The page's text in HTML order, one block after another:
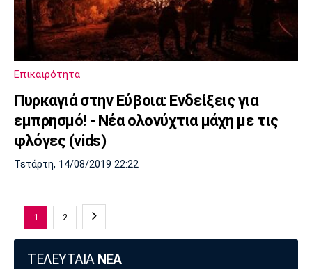
Επικαιρότητα
Πυρκαγιά στην Εύβοια: Ενδείξεις για
εμπρησμό! - Νέα ολονύχτια μάχη με τις
φλόγες (vids)
Τετάρτη, 14/08/2019 22:22
1 2
ΤΕΛΕΥΤΑΙΑ ΝΕΑ